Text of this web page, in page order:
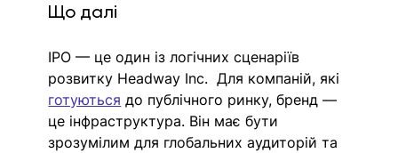
Що далі
IPO — це один із логічних сценаріїв
розвитку Headway Inc.  Для компаній, які
готуються до публічного ринку, бренд —
це інфраструктура. Він має бути
зрозумілим для глобальних аудиторій та